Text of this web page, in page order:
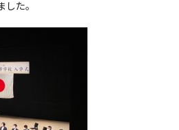
た。